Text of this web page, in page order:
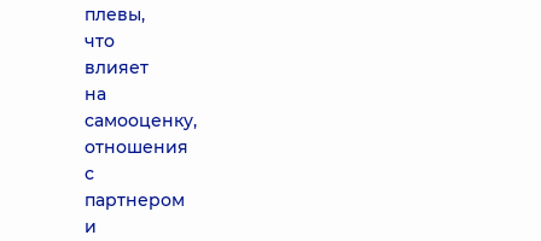
плевы,
что
влияет
на
самооценку,
отношения
с
партнером
и